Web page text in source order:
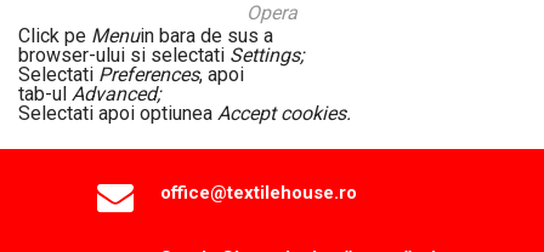
Opera
Click pe Menuin bara de sus a
browser-ului si selectati Settings;
Selectati Preferences, apoi
tab-ul Advanced;
Selectati apoi optiunea Accept cookies.
office@textilehouse.ro